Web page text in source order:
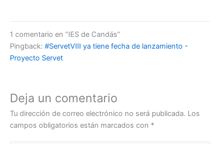
1 comentario en “IES de Candás”
Pingback: #ServetVIII ya tiene fecha de lanzamiento -
Proyecto Servet
Deja un comentario
Tu dirección de correo electrónico no será publicada. Los
campos obligatorios están marcados con *